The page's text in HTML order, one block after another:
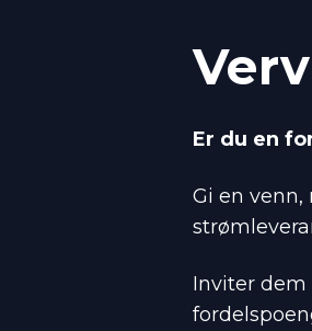
Er du en
Gi en
Inviter dem